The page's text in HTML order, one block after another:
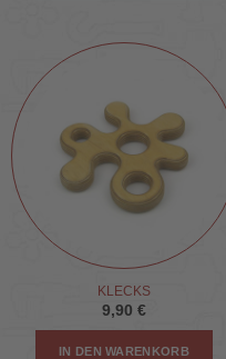
KLECKS
9,90 €
IN DEN WARENKORB